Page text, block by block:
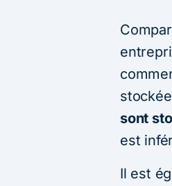
sont
est
Il est